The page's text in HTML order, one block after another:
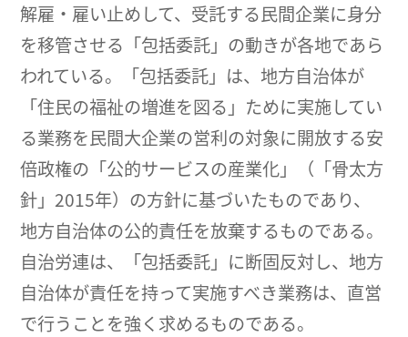
解雇・雇い止めして、受託する民間企業に身分
を移管させる「包括委託」の動きが各地であら
われている。「包括委託」は、地方自治体が
「住民の福祉の増進を図る」ために実施してい
る業務を民間大企業の営利の対象に開放する安
倍政権の「公的サービスの産業化」（「骨太方
針」2015年）の方針に基づいたものであり、
地方自治体の公的責任を放棄するものである。
自治労連は、「包括委託」に断固反対し、地方
自治体が責任を持って実施すべき業務は、直営
で行うことを強く求めるものである。